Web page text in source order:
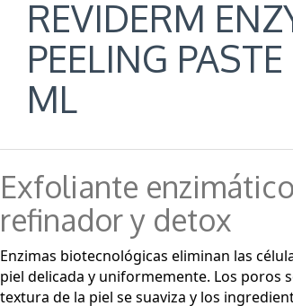
REVIDERM
PEELING
ML
Exfoliante enzimático
refinador y detox
Enzimas biotecnológicas eliminan las
piel delicada y uniformemente. Los poros
textura de la piel se suaviza y los